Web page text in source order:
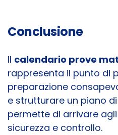
Conclusione
Il calendario prove
rappresenta il punto di
preparazione
e strutturare un piano
permette di arrivare
sicurezza e controllo.